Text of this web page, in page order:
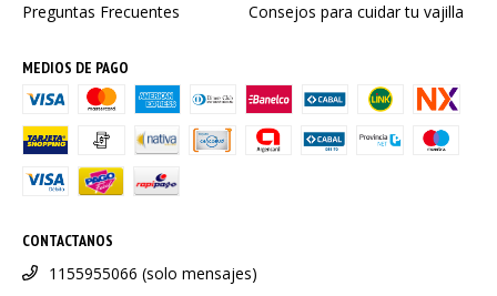
Preguntas Frecuentes Consejos para cuidar tu vajilla
MEDIOS DE PAGO
CONTACTANOS
1155955066 (solo mensajes)